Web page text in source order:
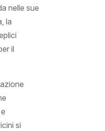
nelle sue
la
il
si